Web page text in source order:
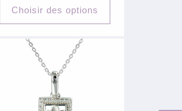
Choisir des options